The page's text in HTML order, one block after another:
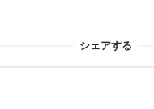
シェアする